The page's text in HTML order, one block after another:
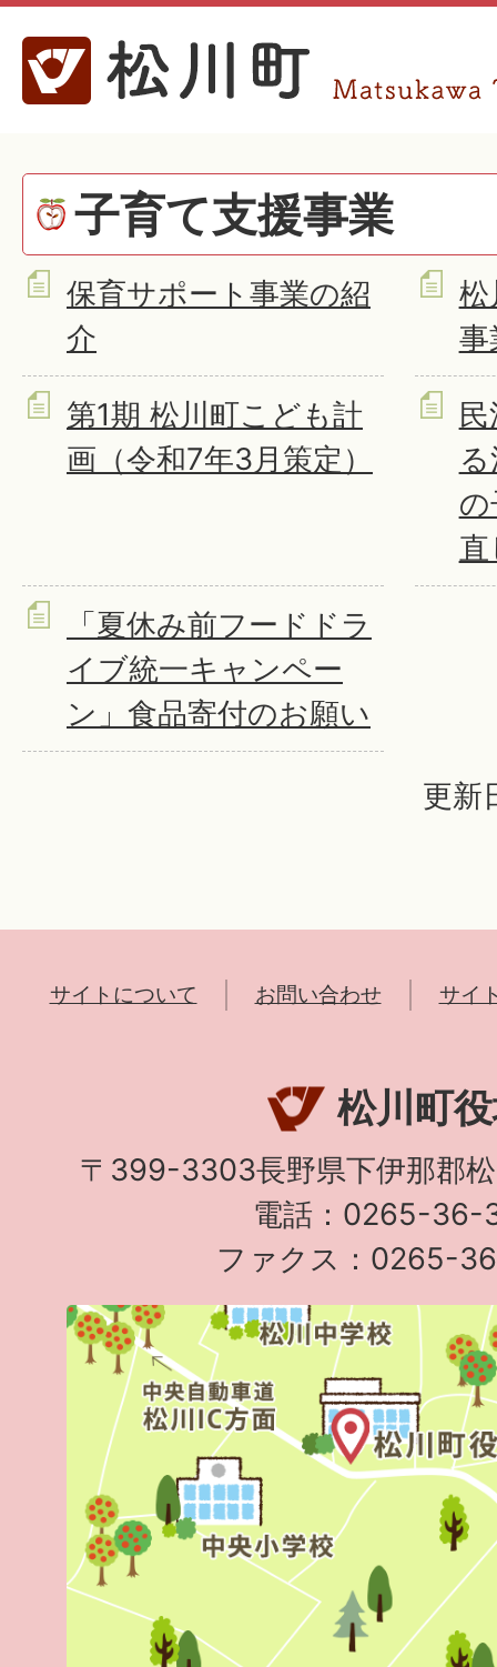
子育て支援事業
保育サポート事業の紹
介
松
事
第1期 松川町こども計
画（令和7年3月策定）
「夏休み前フードドラ
イブ統一キャンペー
ン」食品寄付のお願い
更新
サイトについて お問い合わせ サイ
松川町
〒399-3303長野県下伊那郡
電話：0265-36-
ファクス：0265-